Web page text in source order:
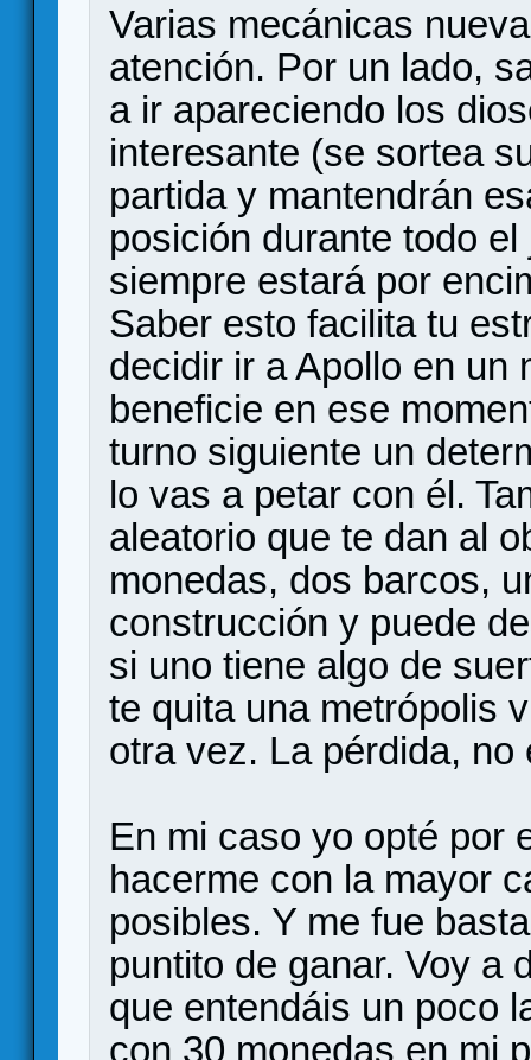
Varias mecánicas
atención. Por un lado,
a ir apareciendo los
interesante (se sortea
partida y mantendrán
posición durante todo
siempre estará por
Saber esto facilita tu
decidir ir a Apollo en un
beneficie en ese
turno siguiente un
lo vas a petar con él.
aleatorio que te dan al
monedas, dos barcos,
construcción y puede
si uno tiene algo de
te quita una metrópolis
otra vez. La pérdida,
En mi caso yo opté por
hacerme con la mayor
posibles. Y me fue
puntito de ganar. Voy a
que entendáis un poco
con 30 monedas en mi